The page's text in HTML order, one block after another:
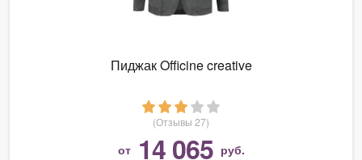
Пиджак Officine creative
(Отзывы 27)
от 14 065 руб.